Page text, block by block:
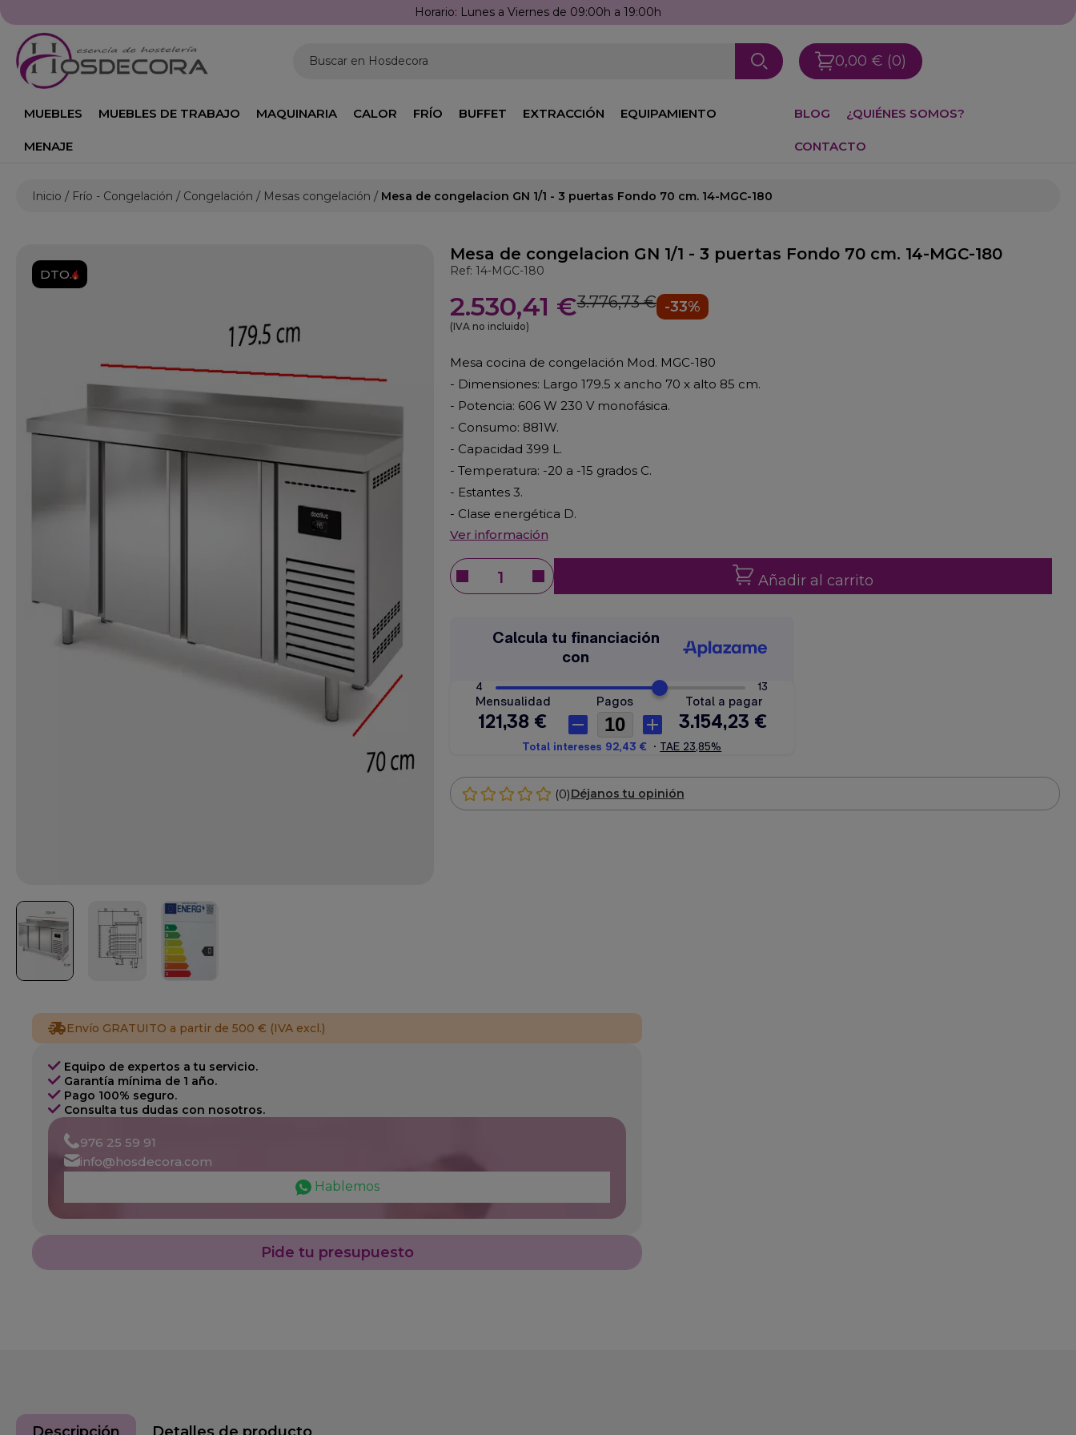
Horario: Lunes a Viernes de 09:00h a 19:00h
Buscar en Hosdecora 0,00 € (0)
MUEBLES MUEBLES DE TRABAJO MAQUINARIA CALOR FRÍO BUFFET EXTRACCIÓN EQUIPAMIENTO
MENAJE
BLOG ¿QUIÉNES SOMOS?
CONTACTO
Inicio Frío - Congelación Congelación Mesas congelación Mesa de congelacion GN 1/1 - 3 puertas Fondo 70 cm. 14-MGC-180
DTO.
Mesa de congelacion GN 1/1 - 3 puertas Fondo 70 cm. 14-MGC-180
Ref: 14-MGC-180
2.530,41 €3.776,73 € -33%
(IVA no incluido)
Mesa cocina de congelación Mod. MGC-180
- Dimensiones: Largo 179.5 x ancho 70 x alto 85 cm.
- Potencia: 606 W 230 V monofásica.
- Consumo: 881W.
- Capacidad 399 L.
- Temperatura: -20 a -15 grados C.
- Estantes 3.
- Clase energética D.
Ver información
Añadir al carrito
(0)Déjanos tu opinión
Envío GRATUITO a partir de 500 € (IVA excl.)
Equipo de expertos a tu servicio.
Garantía mínima de 1 año.
Pago 100% seguro.
Consulta tus dudas con nosotros.
976 25 59 91
info@hosdecora.com
Hablemos
Pide tu presupuesto